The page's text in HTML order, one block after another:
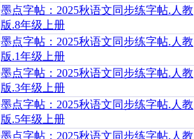
墨点字帖：2025秋语文同步练字帖.人教
版.8年级上册
墨点字帖：2025秋语文同步练字帖.人教
版.1年级上册
墨点字帖：2025秋语文同步练字帖.人教
版.3年级上册
墨点字帖：2025秋语文同步练字帖.人教
版.5年级上册
墨点字帖：2025秋语文同步练字帖.人教